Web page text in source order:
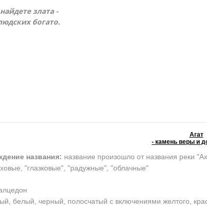
злата -
богато.
Агат
- камень веры и
названия: название произошло от названия реки
"глазковые", "радужные", "облачные"
белый, черный, полосчатый с включениями желтого,